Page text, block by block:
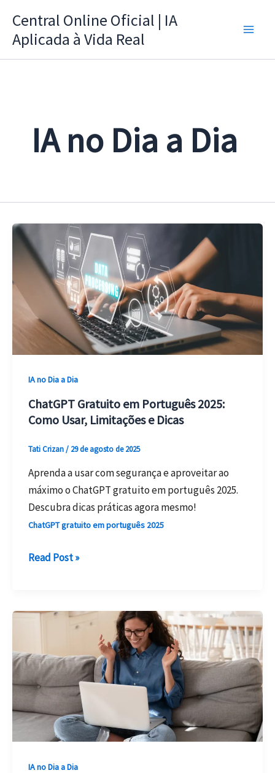
para
conteúdo
Central Online Oficial | IA
Aplicada à Vida Real
IA no Dia a Dia
IA no Dia a Dia
ChatGPT Gratuito em Português 2025:
Como Usar, Limitações e Dicas
Tati Crizan/ 29 de agosto de 2025
Aprenda a usar com segurança e aproveitar ao
máximo o ChatGPT gratuito em português 2025.
Descubra dicas práticas agora mesmo!
ChatGPT gratuito em português 2025
ChatGPT
Português
Usar,
Limitações
e
Dicas
Read Post »
IA no Dia a Dia